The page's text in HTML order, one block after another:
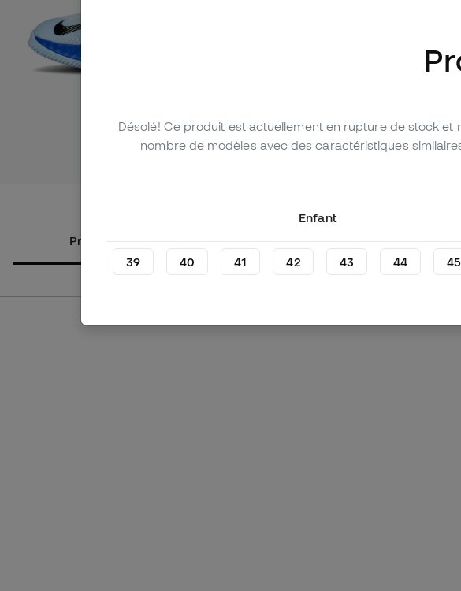
Produits alternatifs À propos du produit
Désolé! Ce produit est actuellement en rupture de stock
nombre de modèles avec des caractéristiques
Enfant
39 40 41 42 43 44 45